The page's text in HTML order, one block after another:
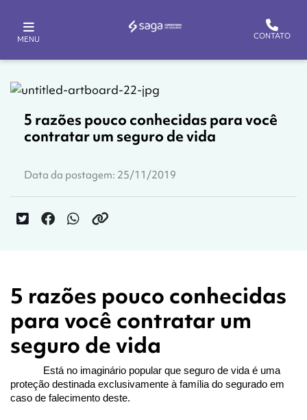
MENU CONTATO
5 razões pouco conhecidas para você
contratar um seguro de vida
Data da postagem: 25/11/2019
5 razões pouco conhecidas
para você contratar um
seguro de vida
Está no imaginário popular que seguro de vida é uma
proteção destinada exclusivamente à família do segurado em
caso de falecimento deste.